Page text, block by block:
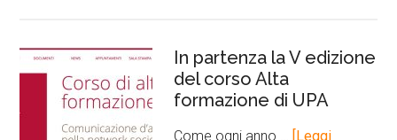
In partenza la V edizione
del corso Alta
formazione di UPA
Come ogni anno …
[Leggi